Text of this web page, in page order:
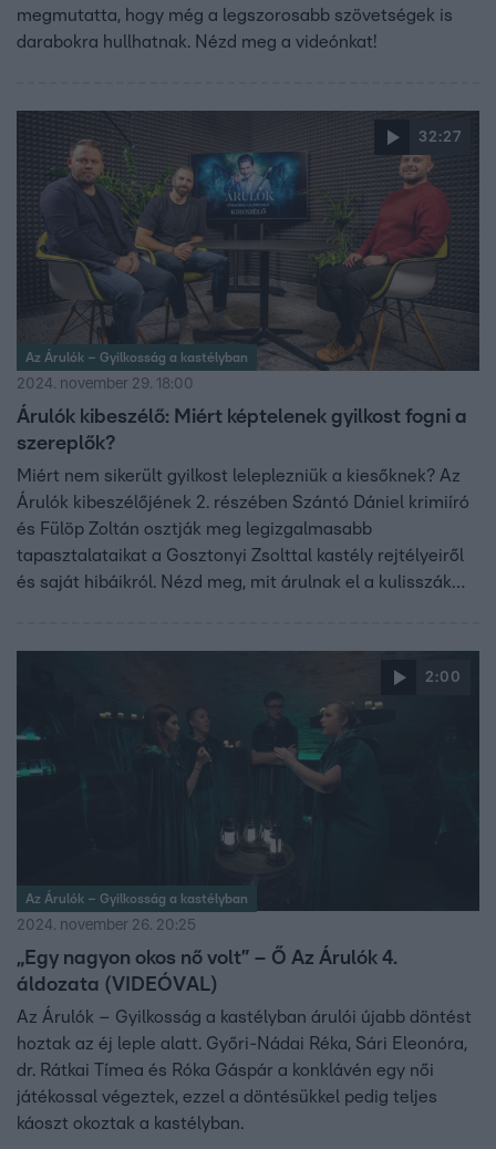
megmutatta, hogy még a legszorosabb szövetségek is
darabokra hullhatnak. Nézd meg a videónkat!
32:27
Az Árulók – Gyilkosság a kastélyban
2024. november 29. 18:00
Árulók kibeszélő: Miért képtelenek gyilkost fogni a
szereplők?
Miért nem sikerült gyilkost leleplezniük a kiesőknek? Az
Árulók kibeszélőjének 2. részében Szántó Dániel krimiíró
és Fülöp Zoltán osztják meg legizgalmasabb
tapasztalataikat a Gosztonyi Zsolttal kastély rejtélyeiről
és saját hibáikról. Nézd meg, mit árulnak el a kulisszák
2:00
Az Árulók – Gyilkosság a kastélyban
2024. november 26. 20:25
„Egy nagyon okos nő volt” – Ő Az Árulók 4.
áldozata (VIDEÓVAL)
Az Árulók – Gyilkosság a kastélyban árulói újabb döntést
hoztak az éj leple alatt. Győri-Nádai Réka, Sári Eleonóra,
dr. Rátkai Tímea és Róka Gáspár a konklávén egy női
játékossal végeztek, ezzel a döntésükkel pedig teljes
káoszt okoztak a kastélyban.